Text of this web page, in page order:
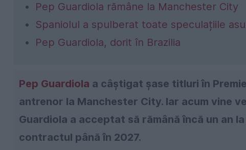
Pep Guardiola rămâne la Manchester City
Spaniolul a spulberat toate speculațiile
Pep Guardiola, dorit în Brazilia
Pep Guardiola a câștigat șase titluri în
antrenor la Manchester City. Iar acum vine
Guardiola a acceptat să rămână încă un an la
contractul până în 2027.